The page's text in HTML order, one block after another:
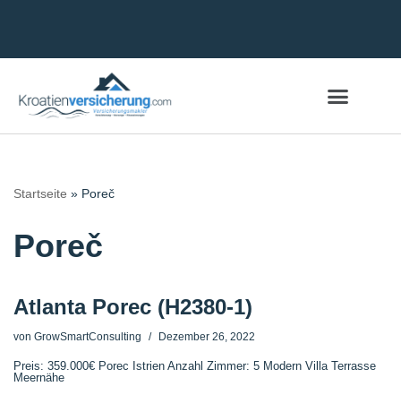
Inhalt
Startseite » Poreč
Poreč
Atlanta Porec (H2380-1)
von GrowSmartConsulting Dezember 26, 2022
Preis: 359.000€ Porec Istrien Anzahl Zimmer: 5 Modern Villa Terrasse
Meernähe